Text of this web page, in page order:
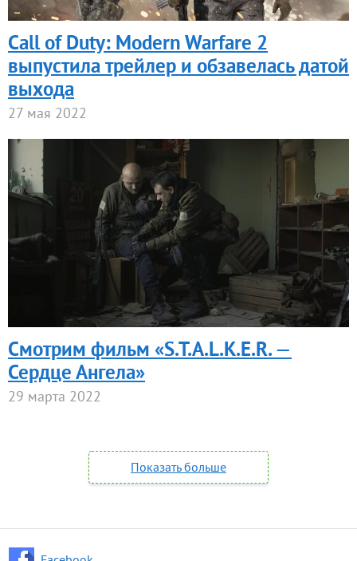
Call of Duty: Modern Warfare 2
выпустила трейлер и обзавелась датой
выхода
27 мая 2022
Смотрим фильм «S.T.A.L.K.E.R. —
Сердце Ангела»
29 марта 2022
Показать больше